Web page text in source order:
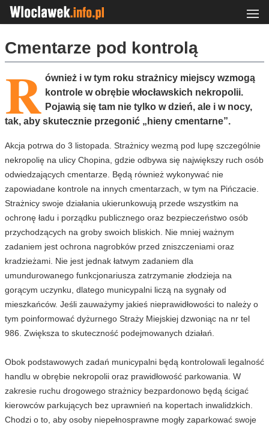
Cmentarze pod kontrolą
R ównież i w tym roku strażnicy miejscy wzmogą
kontrole w obrębie włocławskich nekropolii.
Pojawią się tam nie tylko w dzień, ale i w nocy,
tak, aby skutecznie przegonić „hieny cmentarne”.
Akcja potrwa do 3 listopada. Strażnicy wezmą pod lupę szczególnie
nekropolię na ulicy Chopina, gdzie odbywa się największy ruch osób
odwiedzających cmentarze. Będą również wykonywać nie
zapowiadane kontrole na innych cmentarzach, w tym na Pińczacie.
Strażnicy swoje działania ukierunkowują przede wszystkim na
ochronę ładu i porządku publicznego oraz bezpieczeństwo osób
przychodzących na groby swoich bliskich. Nie mniej ważnym
zadaniem jest ochrona nagrobków przed zniszczeniami oraz
kradzieżami. Nie jest jednak łatwym zadaniem dla
umundurowanego funkcjonariusza zatrzymanie złodzieja na
gorącym uczynku, dlatego municypalni liczą na sygnały od
mieszkańców. Jeśli zauważymy jakieś nieprawidłowości to należy o
tym poinformować dyżurnego Straży Miejskiej dzwoniąc na nr tel
986. Zwiększa to skuteczność podejmowanych działań.
Obok podstawowych zadań municypalni będą kontrolowali legalność
handlu w obrębie nekropolii oraz prawidłowość parkowania. W
zakresie ruchu drogowego strażnicy bezpardonowo będą ścigać
kierowców parkujących bez uprawnień na kopertach inwalidzkich.
Chodzi o to, aby osoby niepełnosprawne mogły zaparkować swoje